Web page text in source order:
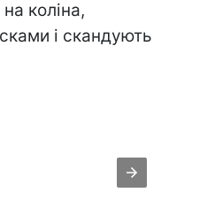
коліна,
і скандують